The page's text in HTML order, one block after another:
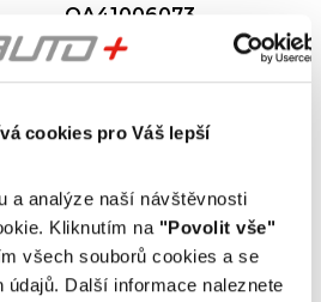
cookies pro Váš lepší
a analýze naší návštěvnosti
Kliknutím na "Povolit vše"
všech souborů cookies a se
Další informace naleznete
OA41006073
kartě vozu mají
Tato indikativní nabídka